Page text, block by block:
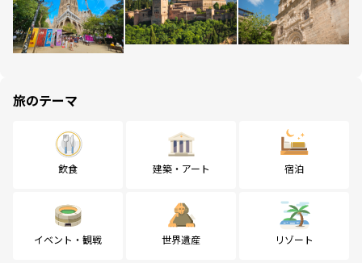
旅のテーマ
飲食 建築・アート 宿泊
イベント・観戦 世界遺産 リゾート